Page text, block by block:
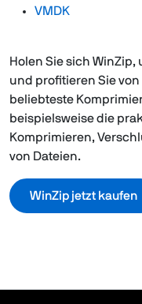
VMDK
Holen Sie sich WinZip,
und profitieren Sie
beliebteste
beispielsweise die
Komprimieren,
von Dateien.
WinZip jetzt kaufen